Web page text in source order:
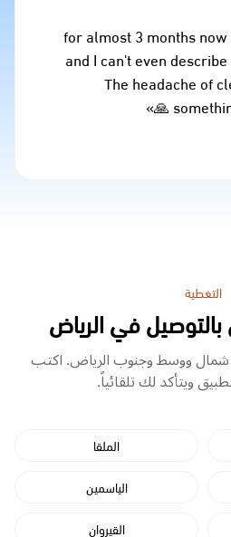
«I've been using ويلو for almost 3 months now
and I can't even
The headache of
التغطية
في الرياض
من 50 حياً في شمال ووسط وجنوب الرياض. اكتب
ويتأكد لك تلقائياً.
الملقا
الياسمين
القيروان